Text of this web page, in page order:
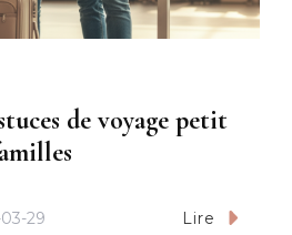
de voyage petit
29 Lire